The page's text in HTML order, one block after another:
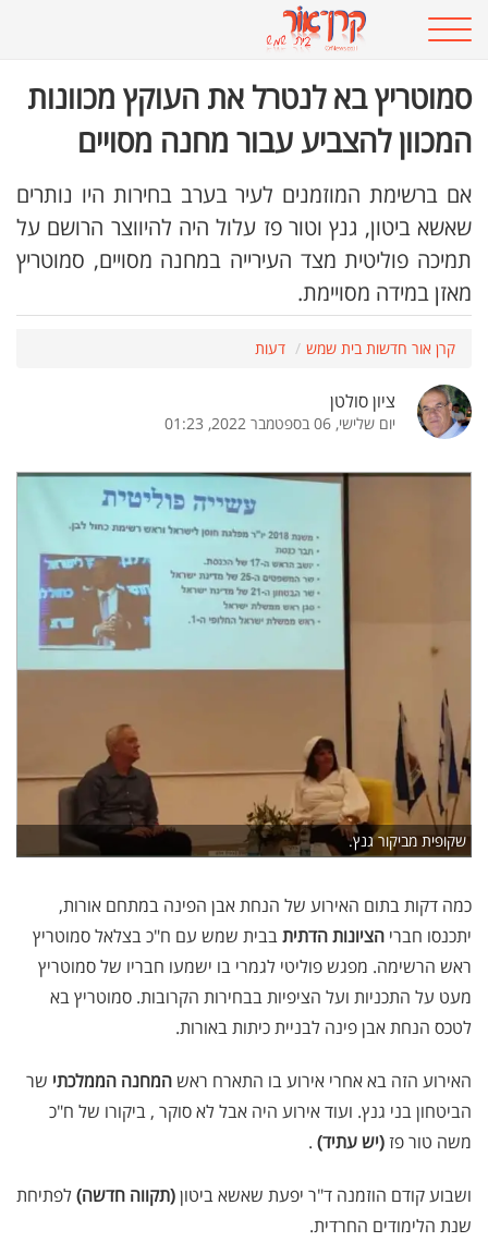
סמוטריץ בא לנטרל את העוקץ מכוונות
המכוון להצביע עבור מחנה מסויים
אם ברשימת המוזמנים לעיר בערב בחירות היו נותרים
שאשא ביטון, גנץ וטור פז עלול היה להיווצר הרושם על
תמיכה פוליטית מצד העירייה במחנה מסויים, סמוטריץ
מאזן במידה מסויימת.
קרן אור חדשות בית שמש דעות
ציון סולטן
יום שלישי, 06 בספטמבר 2022, 01:23
שקופית מביקור גנץ.
כמה דקות בתום האירוע של הנחת אבן הפינה במתחם אורות,
יתכנסו חברי הציונות הדתיתבבית שמש עם ח"כ בצלאל סמוטריץ
ראש הרשימה. מפגש פוליטי לגמרי בו ישמעו חבריו של סמוטריץ
מעט על התכניות ועל הציפיות בבחירות הקרובות. סמוטריץ בא
לטכס הנחת אבן פינה לבניית כיתות באורות.
האירוע הזה בא אחרי אירוע בו התארח ראשהמחנה הממלכתי שר
הביטחון בני גנץ. ועוד אירוע היה אבל לא סוקר , ביקורו של ח"כ
משה טור פז(יש עתיד) .
ושבוע קודם הוזמנה ד"ר יפעת שאשא ביטון(תקווה חדשה)לפתיחת
שנת הלימודים החרדית.